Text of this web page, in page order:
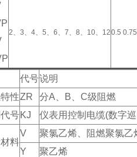
2、3、4、5、6、7、8、10、120.5
代号说明
性ZR
分A、B、C级阻燃
号KJ 仪表用控制电缆(数字
料
V
聚氯乙烯、阻燃聚氯乙
Y
聚乙烯